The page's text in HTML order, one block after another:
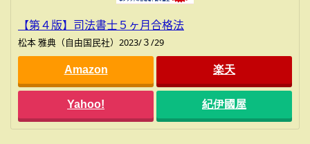
【第４版】司法書士５ヶ月合格法
松本 雅典（自由国民社）2023/３/29
Amazon 楽天
Yahoo! 紀伊國屋